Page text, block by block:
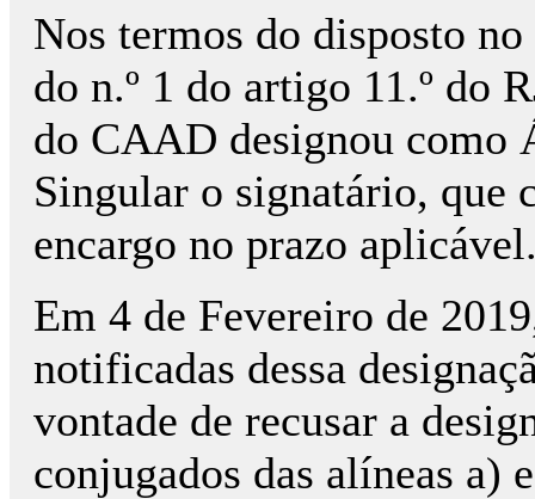
Nos termos do disposto
do n.º 1 do artigo 11.º do
do CAAD designou
Singular o signatário, que
encargo no prazo
Em 4 de Fevereiro de
notificadas dessa
vontade de recusar a
conjugados das alíneas a)